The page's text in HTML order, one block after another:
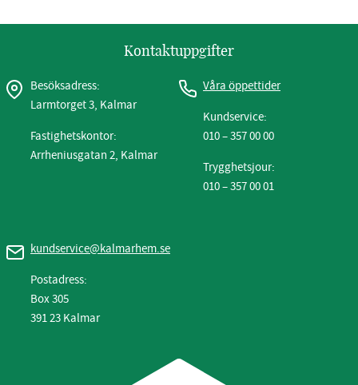
Kontaktuppgifter
Besöksadress:
Larmtorget 3, Kalmar
Fastighetskontor:
Arrheniusgatan 2, Kalmar
Våra öppettider
Kundservice:
010 – 357 00 00
Trygghetsjour:
010 – 357 00 01
kundservice@kalmarhem.se
Postadress:
Box 305
391 23 Kalmar